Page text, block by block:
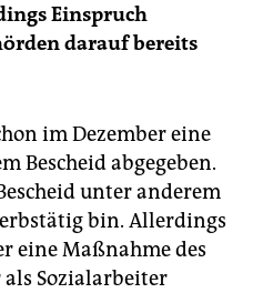
Einspruch
darauf bereits
im Dezember eine
Bescheid abgegeben.
unter anderem
bin. Allerdings
eine Maßnahme des
Sozialarbeiter